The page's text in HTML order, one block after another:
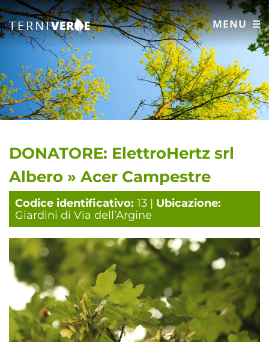
MENU
DONATORE: ElettroHertz srl
Albero » Acer Campestre
Codice identificativo: 13 | Ubicazione:
Giardini di Via dell’Argine